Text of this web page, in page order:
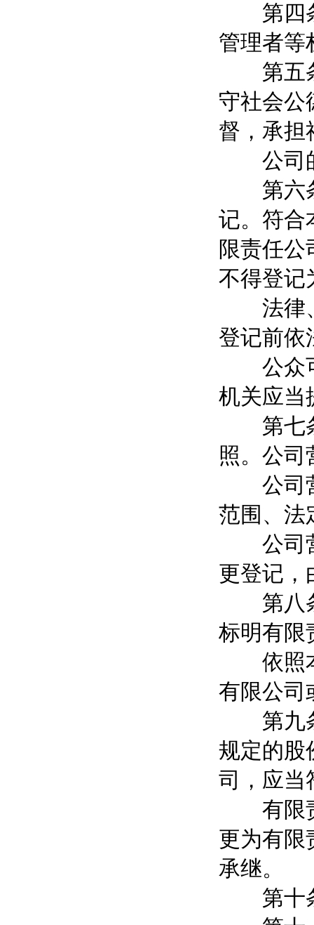
第四条
管理者等
第五条
守社会公
督，承担
公司的
第六条
记。符合
限责任
不得登记
法律、
登记前依
公众可
机关应当
第七条
照。公司
公司营
范围、法
公司营
更登记，
第八条
标明有限
依照本
有限公司
第九条
规定的股
司，应当
有限责
更为有限
承继。
第十条